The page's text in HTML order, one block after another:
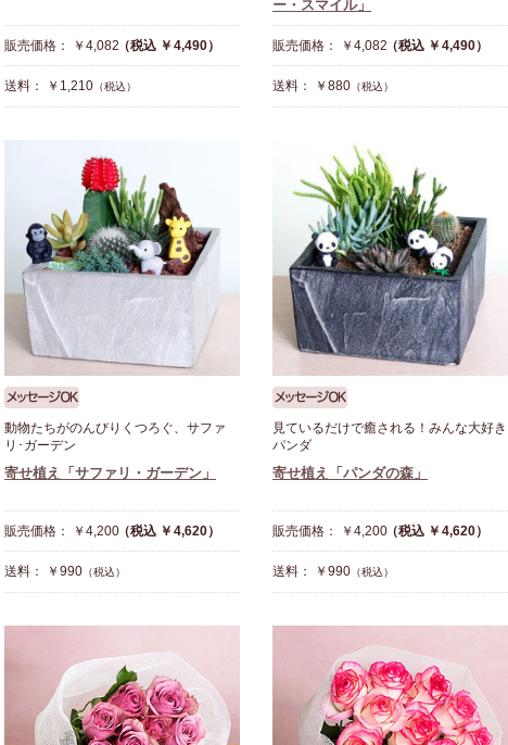
販売価格： ￥4,082（税込 ￥4,490）
送料： ￥1,210 （税込）
ー・スマイル」
販売価格： ￥4,082（税込 ￥4,490）
送料： ￥880 （税込）
動物たちがのんびりくつろぐ、サファ
リ･ガーデン
寄せ植え「サファリ・ガーデン」
販売価格： ￥4,200（税込 ￥4,620）
送料： ￥990 （税込）
見ているだけで癒される！みんな大好き
パンダ
寄せ植え「パンダの森」
販売価格： ￥4,200（税込 ￥4,620）
送料： ￥990 （税込）